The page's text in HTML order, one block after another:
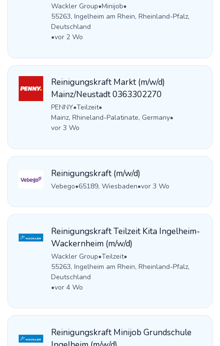
Wackler Group•Minijob•
55263, Ingelheim am Rhein, Rheinland-Pfalz,
Deutschland
•vor 2 Wo
Reinigungskraft Markt (m/w/d)
Mainz/Neustadt 0363302270
PENNY•Teilzeit•
Mainz, Rhineland-Palatinate, Germany•
vor 3 Wo
Reinigungskraft (m/w/d)
Vebego•65189, Wiesbaden•vor 3 Wo
Reinigungskraft Teilzeit Kita Ingelheim-
Wackernheim (m/w/d)
Wackler Group•Teilzeit•
55263, Ingelheim am Rhein, Rheinland-Pfalz,
Deutschland
•vor 4 Wo
Reinigungskraft Minijob Grundschule